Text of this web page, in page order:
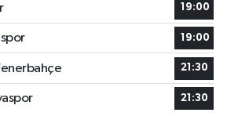
19:00
19:00
21:30
21:30